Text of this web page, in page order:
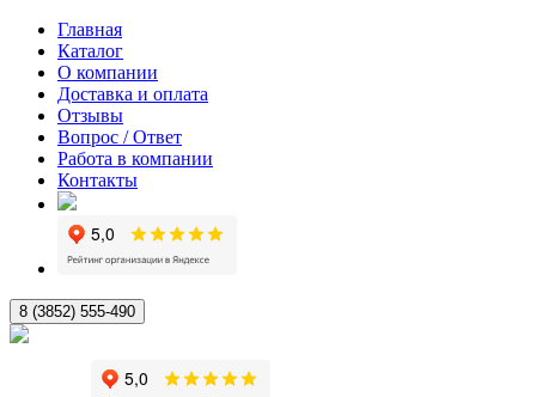
Главная
Каталог
О компании
Доставка и оплата
Отзывы
Вопрос / Ответ
Работа в компании
Контакты
8 (3852) 555-490